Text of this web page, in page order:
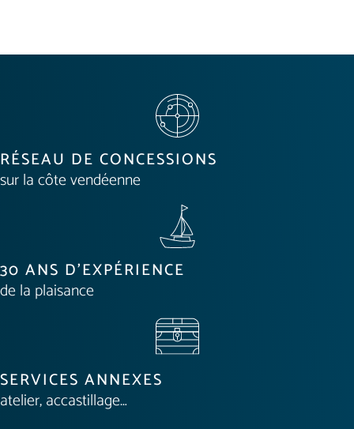
RÉSEAU DE CONCESSIONS
sur la côte vendéenne
30 ANS D'EXPÉRIENCE
de la plaisance
SERVICES ANNEXES
atelier, accastillage…